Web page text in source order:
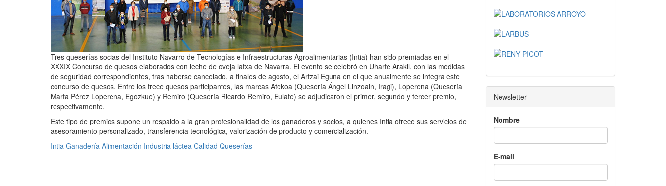
Tres queserías socias del Instituto Navarro de Tecnologías e Infraestructuras Agroalimentarias (Intia) han sido premiadas en el
XXXIX Concurso de quesos elaborados con leche de oveja latxa de Navarra. El evento se celebró en Uharte Arakil, con las medidas
de seguridad correspondientes, tras haberse cancelado, a finales de agosto, el Artzai Eguna en el que anualmente se integra este
concurso de quesos. Entre los trece quesos participantes, las marcas Atekoa (Quesería Ángel Linzoain, Iragi), Loperena (Quesería
Marta Pérez Loperena, Egozkue) y Remiro (Quesería Ricardo Remiro, Eulate) se adjudicaron el primer, segundo y tercer premio,
respectivamente.
Este tipo de premios supone un respaldo a la gran profesionalidad de los ganaderos y socios, a quienes Intia ofrece sus servicios de
asesoramiento personalizado, transferencia tecnológica, valorización de producto y comercialización.
Intia Ganadería Alimentación Industria láctea Calidad Queserías
Newsletter
Nombre
E-mail